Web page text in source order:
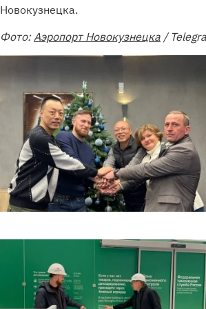
Новокузнецка.
Фото:Аэропорт Новокузнецка /